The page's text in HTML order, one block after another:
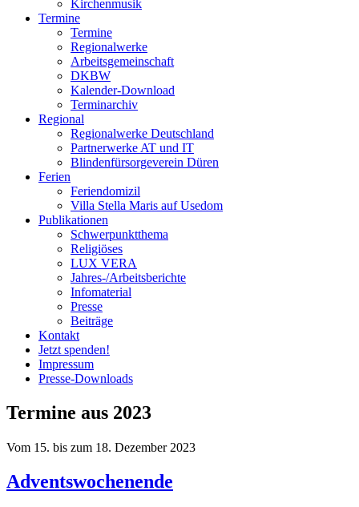
Kirchenmusik
Termine
Termine
Regionalwerke
Arbeitsgemeinschaft
DKBW
Kalender-Download
Terminarchiv
Regional
Regionalwerke Deutschland
Partnerwerke AT und IT
Blindenfürsorgeverein Düren
Ferien
Feriendomizil
Villa Stella Maris auf Usedom
Publikationen
Schwerpunktthema
Religiöses
LUX VERA
Jahres-/​Arbeitsberichte
Infomaterial
Presse
Beiträge
Kontakt
Jetzt spenden!
Impressum
Presse-Downloads
Termine aus 2023
Vom 15. bis zum 18. Dezember 2023
Adventswochenende